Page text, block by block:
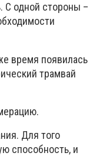
С одной стороны –
время появилась
трамвай
Для того
способность, и